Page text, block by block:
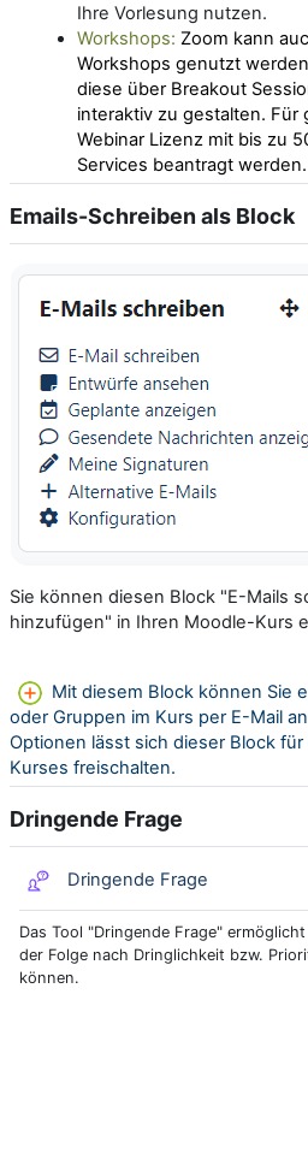
Ihre Vorlesung nutzen.
Workshops: Zoom kann
Workshops genutzt
diese über Breakout
interaktiv zu gestalten. Für
Webinar Lizenz mit bis zu
Services beantragt werden.
Emails-Schreiben als Block
Sie können diesen Block "E-Mails
hinzufügen" in Ihren Moodle-Kurs
Mit diesem Block können Sie
oder Gruppen im Kurs per E-Mail
Optionen lässt sich dieser Block
Kurses freischalten.
Dringende Frage
Dringende Frage
Das Tool "Dringende Frage"
der Folge nach Dringlichkeit bzw.
können.